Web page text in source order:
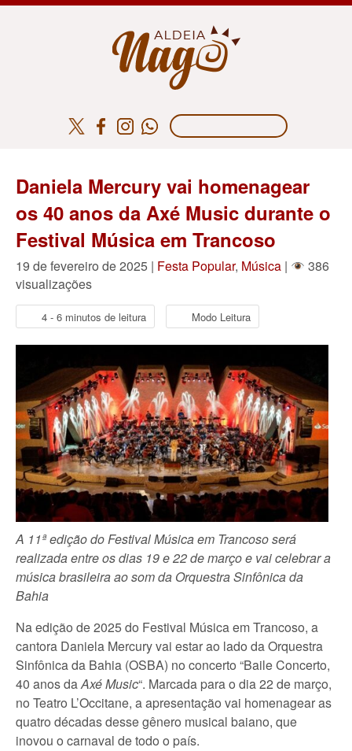
Daniela Mercury vai homenagear
os 40 anos da Axé Music durante o
Festival Música em Trancoso
19 de fevereiro de 2025 | Festa Popular, Música |
386
visualizações
4 - 6 minutos de leitura Modo Leitura
A 11ª edição do Festival Música em Trancoso será
realizada entre os dias 19 e 22 de março e vai celebrar a
música brasileira ao som da Orquestra Sinfônica da
Bahia
Na edição de 2025 do Festival Música em Trancoso, a
cantora Daniela Mercury vai estar ao lado da Orquestra
Sinfônica da Bahia (OSBA) no concerto “Baile Concerto,
40 anos daAxé Music“. Marcada para o dia 22 de março,
no Teatro L’Occitane, a apresentação vai homenagear as
quatro décadas desse gênero musical baiano, que
inovou o carnaval de todo o país.